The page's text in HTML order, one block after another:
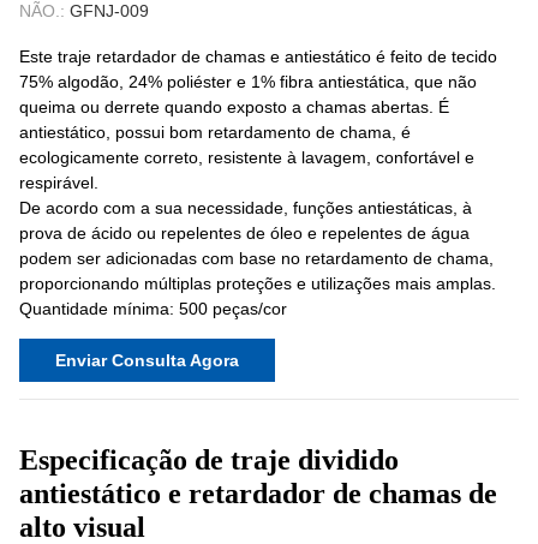
NÃO.: GFNJ-009
Este traje retardador de chamas e antiestático é feito de tecido
75% algodão, 24% poliéster e 1% fibra antiestática, que não
queima ou derrete quando exposto a chamas abertas. É
antiestático, possui bom retardamento de chama, é
ecologicamente correto, resistente à lavagem, confortável e
respirável.
De acordo com a sua necessidade, funções antiestáticas, à
prova de ácido ou repelentes de óleo e repelentes de água
podem ser adicionadas com base no retardamento de chama,
proporcionando múltiplas proteções e utilizações mais amplas.
Quantidade mínima: 500 peças/cor
Enviar Consulta Agora
Especificação de traje dividido
antiestático e retardador de chamas de
alto visual